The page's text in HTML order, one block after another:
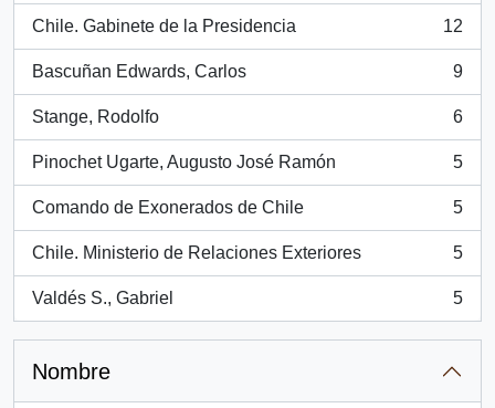
Chile. Gabinete de la Presidencia
, 12 resultados
12
Bascuñan Edwards, Carlos
, 9 resultados
9
Stange, Rodolfo
, 6 resultados
6
Pinochet Ugarte, Augusto José Ramón
, 5 resultados
5
Comando de Exonerados de Chile
, 5 resultados
5
Chile. Ministerio de Relaciones Exteriores
, 5 resultados
5
Valdés S., Gabriel
, 5 resultados
5
Nombre